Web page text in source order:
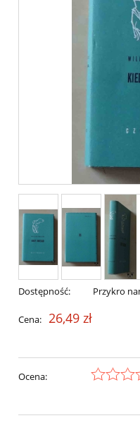
Dostępność: Przykro
Cena: 26,49 zł
Ocena: